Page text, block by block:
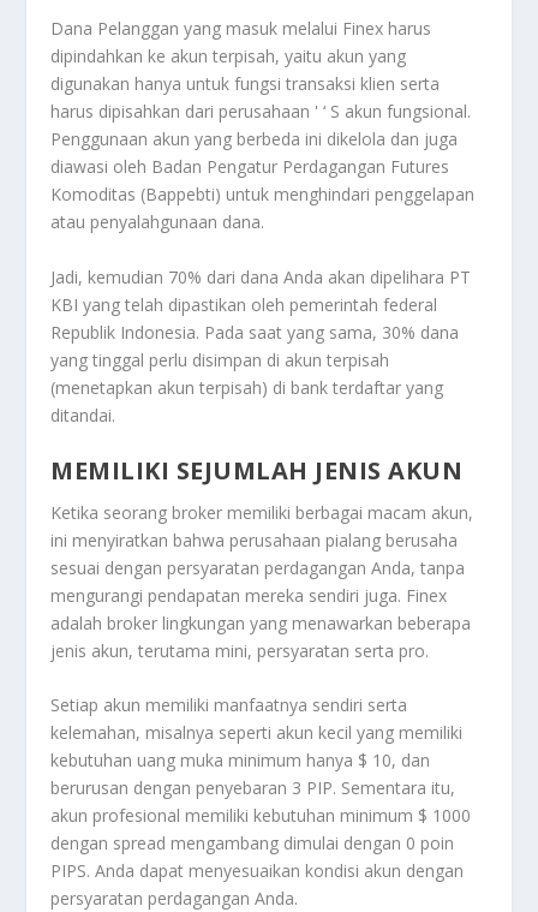
Dana Pelanggan yang masuk melalui Finex harus
dipindahkan ke akun terpisah, yaitu akun yang
digunakan hanya untuk fungsi transaksi klien serta
harus dipisahkan dari perusahaan ' ‘ S akun fungsional.
Penggunaan akun yang berbeda ini dikelola dan juga
diawasi oleh Badan Pengatur Perdagangan Futures
Komoditas (Bappebti) untuk menghindari penggelapan
atau penyalahgunaan dana.
Jadi, kemudian 70% dari dana Anda akan dipelihara PT
KBI yang telah dipastikan oleh pemerintah federal
Republik Indonesia. Pada saat yang sama, 30% dana
yang tinggal perlu disimpan di akun terpisah
(menetapkan akun terpisah) di bank terdaftar yang
ditandai.
MEMILIKI SEJUMLAH JENIS AKUN
Ketika seorang broker memiliki berbagai macam akun,
ini menyiratkan bahwa perusahaan pialang berusaha
sesuai dengan persyaratan perdagangan Anda, tanpa
mengurangi pendapatan mereka sendiri juga. Finex
adalah broker lingkungan yang menawarkan beberapa
jenis akun, terutama mini, persyaratan serta pro.
Setiap akun memiliki manfaatnya sendiri serta
kelemahan, misalnya seperti akun kecil yang memiliki
kebutuhan uang muka minimum hanya $ 10, dan
berurusan dengan penyebaran 3 PIP. Sementara itu,
akun profesional memiliki kebutuhan minimum $ 1000
dengan spread mengambang dimulai dengan 0 poin
PIPS. Anda dapat menyesuaikan kondisi akun dengan
persyaratan perdagangan Anda.